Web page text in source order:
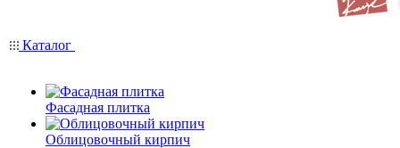
Каталог
Фасадная плитка
Облицовочный кирпич